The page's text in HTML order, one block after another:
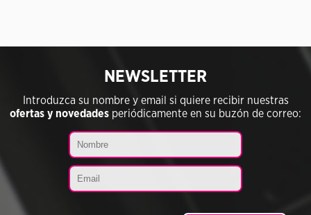
NEWSLETTER
Introduzca su nombre y email si quiere recibir nuestras
ofertas y novedades periódicamente en su buzón de correo: